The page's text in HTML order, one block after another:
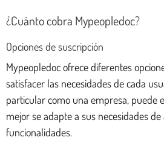
¿Cuánto cobra Mypeopledoc?
Opciones de suscripción
Mypeopledoc ofrece diferentes
satisfacer las necesidades de cada
particular como una empresa, puede
mejor se adapte a sus necesidades
funcionalidades.